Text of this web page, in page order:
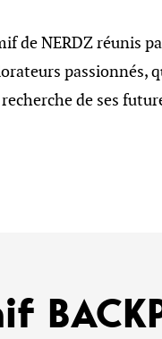
de NERDZ réunis
passionnés,
de ses